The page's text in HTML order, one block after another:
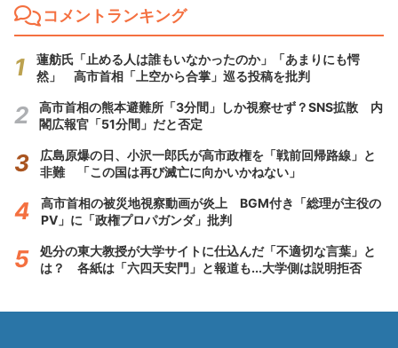
コメントランキング
蓮舫氏「止める人は誰もいなかったのか」「あまりにも愕
然」 高市首相「上空から合掌」巡る投稿を批判
高市首相の熊本避難所「3分間」しか視察せず？SNS拡散 内
閣広報官「51分間」だと否定
広島原爆の日、小沢一郎氏が高市政権を「戦前回帰路線」と
非難 「この国は再び滅亡に向かいかねない」
高市首相の被災地視察動画が炎上 BGM付き「総理が主役の
PV」に「政権プロパガンダ」批判
処分の東大教授が大学サイトに仕込んだ「不適切な言葉」と
は？ 各紙は「六四天安門」と報道も...大学側は説明拒否